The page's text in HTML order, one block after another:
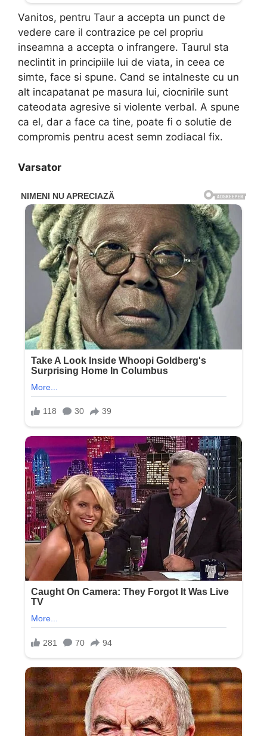
Vanitos, pentru Taur a accepta un punct de
vedere care il contrazice pe cel propriu
inseamna a accepta o infrangere. Taurul sta
neclintit in principiile lui de viata, in ceea ce
simte, face si spune. Cand se intalneste cu un
alt incapatanat pe masura lui, ciocnirile sunt
cateodata agresive si violente verbal. A spune
ca el, dar a face ca tine, poate fi o solutie de
compromis pentru acest semn zodiacal fix.
Varsator